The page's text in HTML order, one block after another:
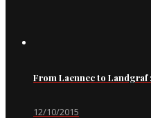
From Laennec to
12/10/2015